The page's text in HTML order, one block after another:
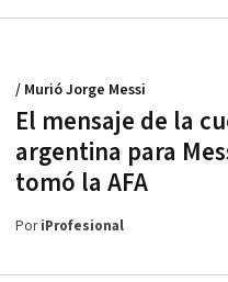
El mensaje de la
argentina para
tomó la AFA
/ Murió Jorge Messi
PoriProfesional